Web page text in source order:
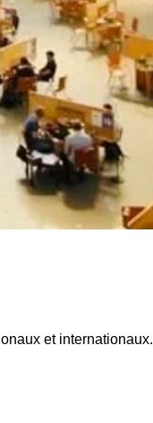
et internationaux.